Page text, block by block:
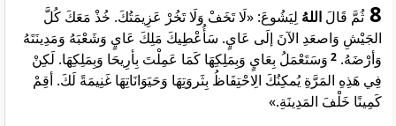
8 ثُمَّ قَالَ اللهُ لِيَشُوعَ: «لَا تَخَفْ وَلَا تَخُرْ عَزِيمَتُكَ. خُذْ مَعَكَ كُلَّ
الجَيْشِ وَاصعَدِ الآنَ إلَى عَايٍ. سَأُعْطِيكَ مَلِكَ عَايٍ وَشَعْبَهُ وَمَدِينَتَهُ
وَأرْضَهُ. 2 وَسَتَعْمَلُ بِعَايٍ وَبِمَلِكِهَا كَمَا عَمِلْتَ بِأرِيحَا وَبِمَلِكِهَا. لَكِنْ
فِي هَذِهِ المَرَّةِ يُمكِنُكَ الِاحْتِفَاظُ بِثَروَتِهَا وَحَيَوَانَاتِهَا غَنِيمَةً لَكَ. أقِمْ
كَمِينًا خَلْفَ المَدِينَةِ.»